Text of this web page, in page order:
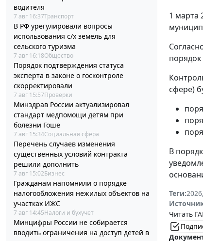
водителя
7 авг 16:37Транспорт
В РФ урегулировали вопросы
использования с/х земель для
сельского туризма
7 авг 16:18Общество
Порядок подтверждения статуса
эксперта в законе о госконтроле
скорректировали
7 авг 15:57Проверки
Минздрав России актуализировал
стандарт медпомощи детям при
болезни Гоше
7 авг 15:34Социальная сфера
Перечень случаев изменения
существенных условий контракта
решили дополнить
7 авг 15:02Бизнес
Гражданам напомнили о порядке
налогообложения нежилых объектов на
участках ИЖС
7 авг 14:45Налоги и бухучет
Минцифры России не собирается
вводить ограничения на доступ детей в
1 марта
порядок
сфере)
В
Теги:2026,
Читать